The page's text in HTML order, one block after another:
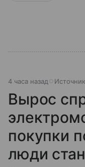
4 часа назад
Вырос
покупки
люди